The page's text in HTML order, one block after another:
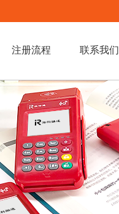
注册流程 联系我们